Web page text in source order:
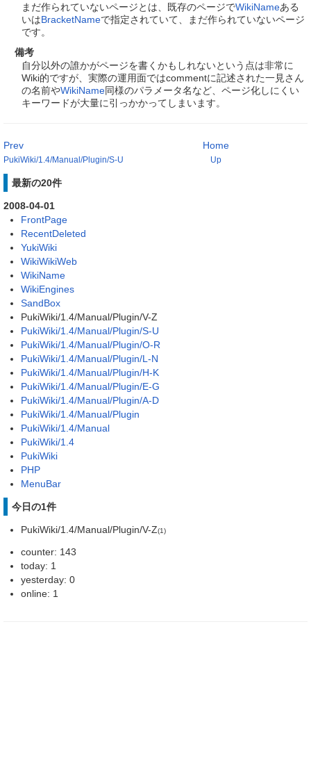
まだ作られていないページとは、既存のページでWikiNameある
いはBracketNameで指定されていて、まだ作られていないページ
です。
備考
自分以外の誰かがページを書くかもしれないという点は非常に
Wiki的ですが、実際の運用面ではcommentに記述された一見さん
の名前やWikiName同様のパラメータ名など、ページ化しにくい
キーワードが大量に引っかかってしまいます。
Prev
PukiWiki/1.4/Manual/Plugin/S-U
Home
Up
最新の20件
2008-04-01
FrontPage
RecentDeleted
YukiWiki
WikiWikiWeb
WikiName
WikiEngines
SandBox
PukiWiki/1.4/Manual/Plugin/V-Z
PukiWiki/1.4/Manual/Plugin/S-U
PukiWiki/1.4/Manual/Plugin/O-R
PukiWiki/1.4/Manual/Plugin/L-N
PukiWiki/1.4/Manual/Plugin/H-K
PukiWiki/1.4/Manual/Plugin/E-G
PukiWiki/1.4/Manual/Plugin/A-D
PukiWiki/1.4/Manual/Plugin
PukiWiki/1.4/Manual
PukiWiki/1.4
PukiWiki
PHP
MenuBar
今日の1件
PukiWiki/1.4/Manual/Plugin/V-Z(1)
counter: 143
today: 1
yesterday: 0
online: 1